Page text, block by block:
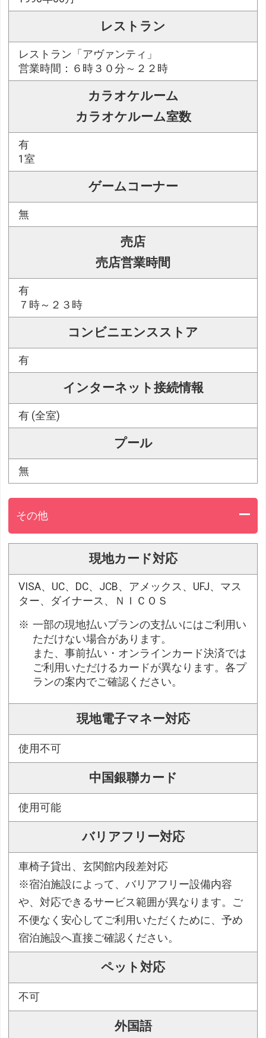
レストラン
レストラン「アヴァンティ」
営業時間：６時３０分～２２時
カラオケルーム
カラオケルーム室数
有
1室
ゲームコーナー
無
売店
売店営業時間
有
７時～２３時
コンビニエンスストア
有
インターネット接続情報
有 (全室)
プール
無
その他
現地カード対応
VISA、UC、DC、JCB、アメックス、UFJ、マス
ター、ダイナース、ＮＩＣＯＳ
一部の現地払いプランの支払いにはご利用い
ただけない場合があります。
また、事前払い・オンラインカード決済では
ご利用いただけるカードが異なります。各プ
ランの案内でご確認ください。
現地電子マネー対応
使用不可
中国銀聯カード
使用可能
バリアフリー対応
車椅子貸出、玄関館内段差対応
※宿泊施設によって、バリアフリー設備内容
や、対応できるサービス範囲が異なります。ご
不便なく安心してご利用いただくために、予め
宿泊施設へ直接ご確認ください。
ペット対応
不可
外国語